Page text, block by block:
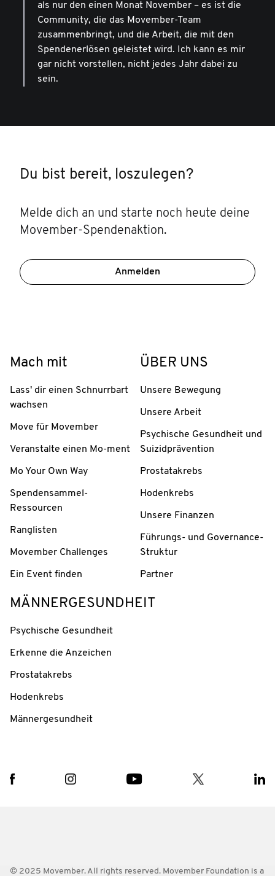
als nur den einen Monat November – es ist die
Community, die das Movember-Team
zusammenbringt, und die Arbeit, die mit den
Spendenerlösen geleistet wird. Ich kann es mir
gar nicht vorstellen, nicht jedes Jahr dabei zu
sein.
Du bist bereit, loszulegen?
Melde dich an und starte noch heute deine
Movember-Spendenaktion.
Anmelden
Mach mit
Lass' dir einen Schnurrbart
wachsen
Move für Movember
Veranstalte einen Mo-ment
Mo Your Own Way
Spendensammel-
Ressourcen
Ranglisten
Movember Challenges
Ein Event finden
ÜBER UNS
Unsere Bewegung
Unsere Arbeit
Psychische Gesundheit und
Suizidprävention
Prostatakrebs
Hodenkrebs
Unsere Finanzen
Führungs- und Governance-
Struktur
Partner
MÄNNERGESUNDHEIT
Psychische Gesundheit
Erkenne die Anzeichen
Prostatakrebs
Hodenkrebs
Männergesundheit
© 2025 Movember. All rights reserved. Movember Foundation is a